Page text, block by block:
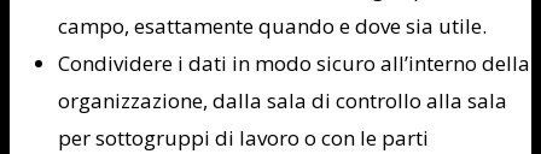
campo, esattamente quando e dove sia utile.
Condividere i dati in modo sicuro all’interno della
organizzazione, dalla sala di controllo alla sala
per sottogruppi di lavoro o con le parti